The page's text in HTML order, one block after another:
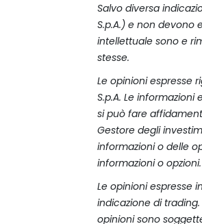
Salvo diversa
S.p.A.) e non devono
intellettuale sono e
stesse.
Le opinioni espresse
S.p.A. Le
si può fare
Gestore degli
informazioni o delle
informazioni o opzioni.
Le opinioni espresse
indicazione di
opinioni sono